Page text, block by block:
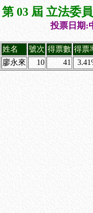
第 03 屆 立法委
投票日期:
姓名 號次 得票數 得票
廖永來 10 41